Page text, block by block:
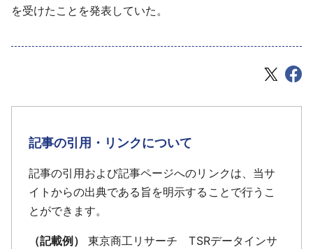
を受けたことを発表していた。
記事の引用・リンクについて
記事の引用および記事ページへのリンクは、当サ
イトからの出典である旨を明示することで行うこ
とができます。
（記載例）
東京商工リサーチ TSRデータインサ